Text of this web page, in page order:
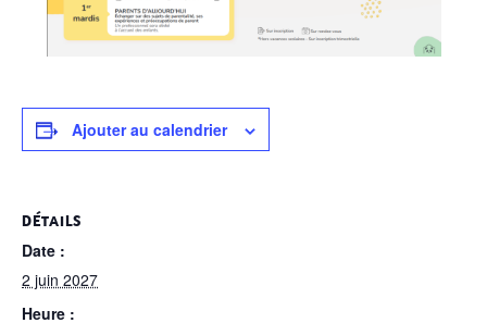
Ajouter au calendrier
DÉTAILS
Date :
2 juin 2027
Heure :